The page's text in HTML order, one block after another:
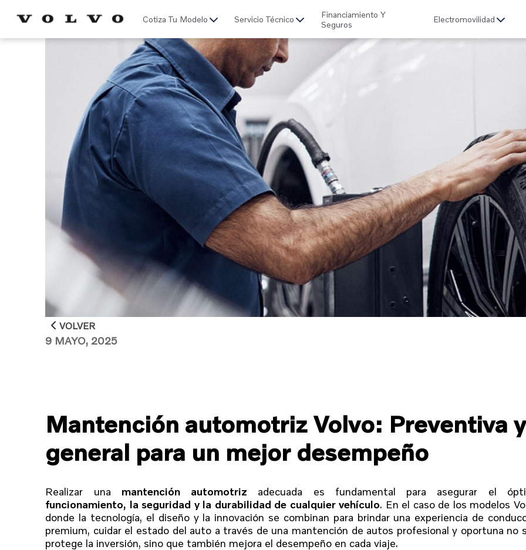
Cotiza Tu Modelo Servicio Técnico
Financiamiento Y
Seguros
Electromovilidad
VOLVER
9 MAYO, 2025
Mantención automotriz Volvo: Preventiva y
general para un mejor desempeño
Realizar una mantención automotriz adecuada es fundamental para asegurar el
funcionamiento, la seguridad y la durabilidad de cualquier vehículo. En el caso de los modelos
donde la tecnología, el diseño y la innovación se combinan para brindar una experiencia de
premium, cuidar el estado del auto a través de una mantención de autos profesional y oportuna no
protege la inversión, sino que también mejora el desempeño en cada viaje.